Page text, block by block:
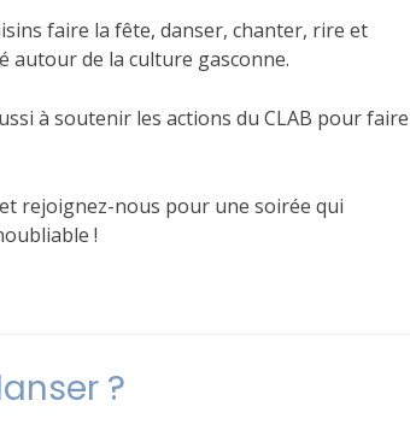
faire la fête, danser, chanter, rire et
autour de la culture gasconne.
à soutenir les actions du CLAB pour faire
rejoignez-nous pour une soirée qui
!
?